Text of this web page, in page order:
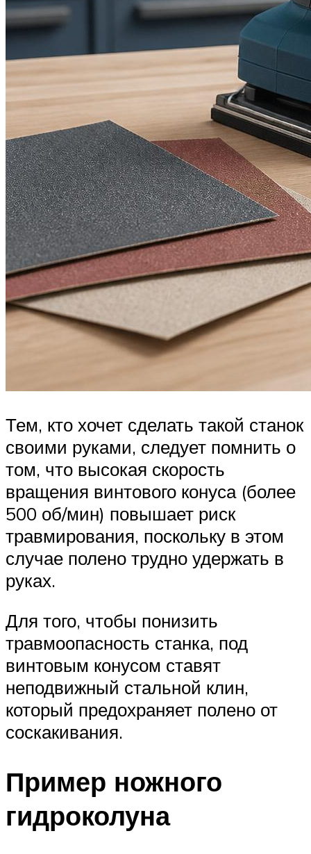
Тем, кто хочет сделать такой станок
своими руками, следует помнить о
том, что высокая скорость
вращения винтового конуса (более
500 об/мин) повышает риск
травмирования, поскольку в этом
случае полено трудно удержать в
руках.
Для того, чтобы понизить
травмоопасность станка, под
винтовым конусом ставят
неподвижный стальной клин,
который предохраняет полено от
соскакивания.
Пример ножного
гидроколуна